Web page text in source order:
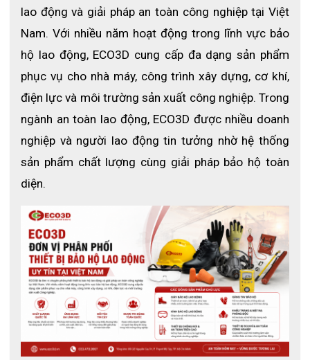
1. Giới thiệu bộ quần áo mưa SI-911
theo tiêu chuẩn Hàn Quốc, phù hợp cho người đi xe máy,
công nhân, kỹ thuật viên và người làm việc ngoài trời.
Sản phẩm gồm áo và quần riêng biệt, mang lại sự linh
hoạt khi sử dụng, đồng thời giúp bảo vệ toàn diện cơ
thể khỏi mưa gió.
2. Thông số kỹ thuật
- Xuất xứ: Hàn Quốc
- Màu sắc: Xanh nõn chuối
- Chất liệu: Polyester, Hipora
- Thiết kế: Áo + quần rời
- Tính năng: Chống nước, có phản quang trước và sau
lao động và giải pháp an toàn công nghiệp tại Việt
Nam. Với nhiều năm hoạt động trong lĩnh vực bảo
hộ lao động, ECO3D cung cấp đa dạng sản phẩm
phục vụ cho nhà máy, công trình xây dựng, cơ khí,
điện lực và môi trường sản xuất công nghiệp. Trong
ngành an toàn lao động, ECO3D được nhiều doanh
nghiệp và người lao động tin tưởng nhờ hệ thống
sản phẩm chất lượng cùng giải pháp bảo hộ toàn
diện.